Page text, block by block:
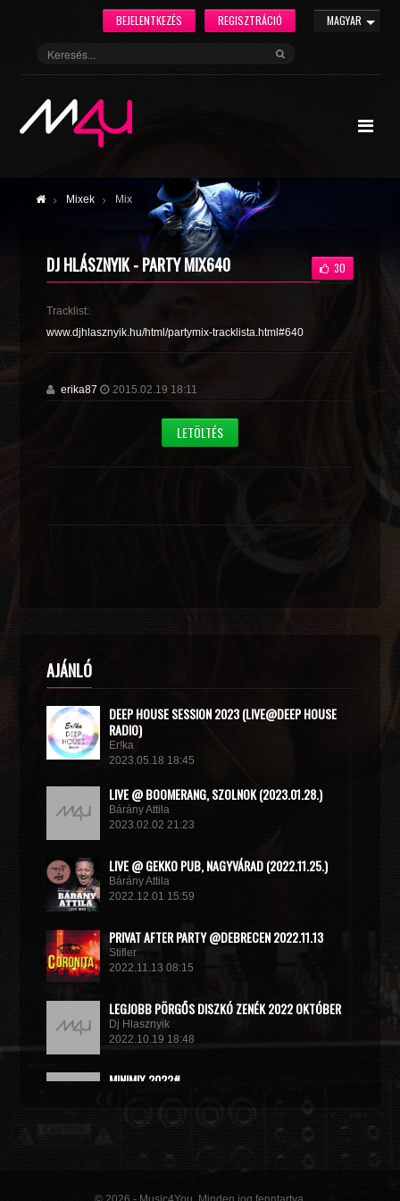
MAGYAR
REGISZTRÁCIÓ
BEJELENTKEZÉS
Mixek Mix
DJ HLÁSZNYIK - PARTY MIX640 30
Tracklist:
www.djhlasznyik.hu/html/partymix-tracklista.html#640
erika87 2015.02.19 18:11
LETÖLTÉS
AJÁNLÓ
DEEP HOUSE SESSION 2023 (LIVE@DEEP HOUSE
RADIO)
Er!ka
2023.05.18 18:45
LIVE @ BOOMERANG, SZOLNOK (2023.01.28.)
Bárány Attila
2023.02.02 21:23
LIVE @ GEKKO PUB, NAGYVÁRAD (2022.11.25.)
Bárány Attila
2022.12.01 15:59
PRIVAT AFTER PARTY @DEBRECEN 2022.11.13
Stifler
2022.11.13 08:15
LEGJOBB PÖRGŐS DISZKÓ ZENÉK 2022 OKTÓBER
Dj Hlasznyik
2022.10.19 18:48
MINIMIX 2022#
2022.09.02 10:40